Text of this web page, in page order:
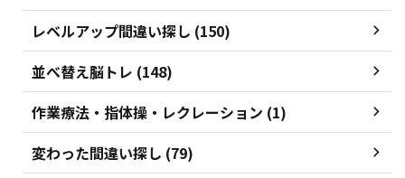
レベルアップ間違い探し (150)
並べ替え脳トレ (148)
作業療法・指体操・レクレーション (1)
変わった間違い探し (79)